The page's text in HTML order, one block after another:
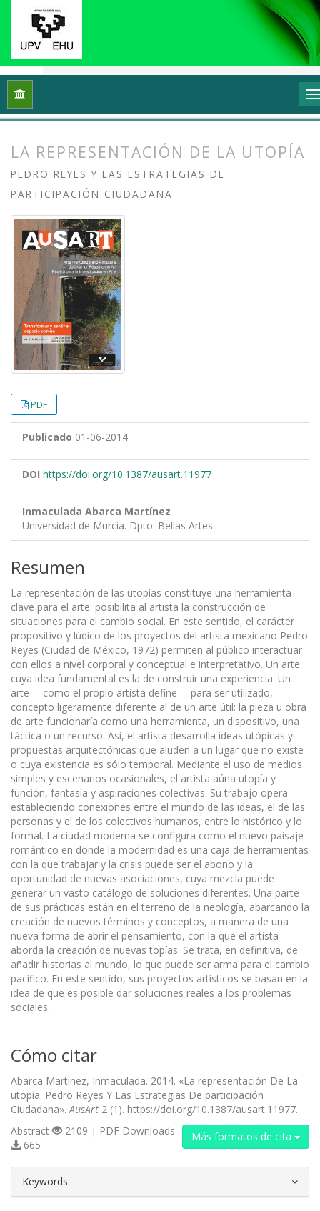
Inicio Vol. 2 Núm. 1 (2014): Transformar y sentir
LA REPRESENTACIÓN DE LA UTOPÍA
PEDRO REYES Y LAS ESTRATEGIAS DE
PARTICIPACIÓN CIUDADANA
PDF
Publicado 01-06-2014
DOI https://doi.org/10.1387/ausart.11977
Inmaculada Abarca Martínez
Universidad de Murcia. Dpto. Bellas Artes
Resumen
La representación de las utopías constituye una herramienta
clave para el arte: posibilita al artista la construcción de
situaciones para el cambio social. En este sentido, el carácter
propositivo y lúdico de los proyectos del artista mexicano Pedro
Reyes (Ciudad de México, 1972) permiten al público interactuar
con ellos a nivel corporal y conceptual e interpretativo. Un arte
cuya idea fundamental es la de construir una experiencia. Un
arte —como el propio artista define— para ser utilizado,
concepto ligeramente diferente al de un arte útil: la pieza u obra
de arte funcionaría como una herramienta, un dispositivo, una
táctica o un recurso. Así, el artista desarrolla ideas utópicas y
propuestas arquitectónicas que aluden a un lugar que no existe
o cuya existencia es sólo temporal. Mediante el uso de medios
simples y escenarios ocasionales, el artista aúna utopía y
función, fantasía y aspiraciones colectivas. Su trabajo opera
estableciendo conexiones entre el mundo de las ideas, el de las
personas y el de los colectivos humanos, entre lo histórico y lo
formal. La ciudad moderna se configura como el nuevo paisaje
romántico en donde la modernidad es una caja de herramientas
con la que trabajar y la crisis puede ser el abono y la
oportunidad de nuevas asociaciones, cuya mezcla puede
generar un vasto catálogo de soluciones diferentes. Una parte
de sus prácticas están en el terreno de la neología, abarcando la
creación de nuevos términos y conceptos, a manera de una
nueva forma de abrir el pensamiento, con la que el artista
aborda la creación de nuevas topías. Se trata, en definitiva, de
añadir historias al mundo, lo que puede ser arma para el cambio
pacífico. En este sentido, sus proyectos artísticos se basan en la
idea de que es posible dar soluciones reales a los problemas
sociales.
Cómo citar
Abarca Martínez, Inmaculada. 2014. «La representación De La
utopía: Pedro Reyes Y Las Estrategias De participación
Ciudadana». AusArt 2 (1). https://doi.org/10.1387/ausart.11977.
Más formatos de cita
Abstract
2109 | PDF Downloads
665
Keywords